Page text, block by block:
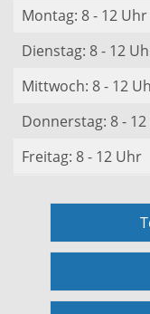
Montag: 8 - 12
Dienstag: 8 - 12
Mittwoch: 8 - 12
Donnerstag: 8 -
Freitag: 8 - 12 Uhr